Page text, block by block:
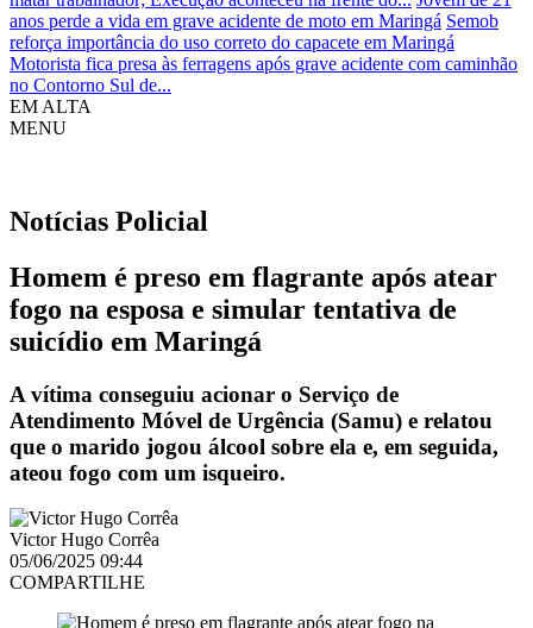
anos perde a vida em grave acidente de moto em Maringá Semob
reforça importância do uso correto do capacete em Maringá
Motorista fica presa às ferragens após grave acidente com caminhão
no Contorno Sul de...
EM ALTA
MENU
Notícias Policial
Homem é preso em flagrante após atear
fogo na esposa e simular tentativa de
suicídio em Maringá
A vítima conseguiu acionar o Serviço de
Atendimento Móvel de Urgência (Samu) e relatou
que o marido jogou álcool sobre ela e, em seguida,
ateou fogo com um isqueiro.
Victor Hugo Corrêa
05/06/2025 09:44
COMPARTILHE